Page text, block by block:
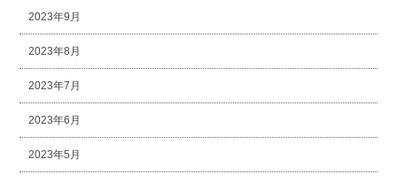
2023年9月
2023年8月
2023年7月
2023年6月
2023年5月